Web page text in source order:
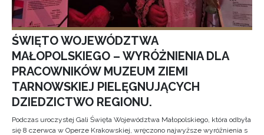
ŚWIĘTO WOJEWÓDZTWA
MAŁOPOLSKIEGO – WYRÓŻNIENIA DLA
PRACOWNIKÓW MUZEUM ZIEMI
TARNOWSKIEJ PIELĘGNUJĄCYCH
DZIEDZICTWO REGIONU.
Podczas uroczystej Gali Święta Województwa Małopolskiego, która odbyła
się 8 czerwca w Operze Krakowskiej, wręczono najwyższe wyróżnienia s